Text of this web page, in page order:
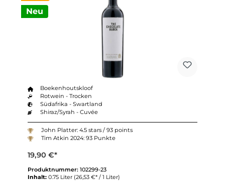
Neu
Boekenhoutskloof
Rotwein - Trocken
Südafrika - Swartland
Shiraz/Syrah - Cuvée
John Platter: 4.5 stars / 93 points
Tim Atkin 2024: 93 Punkte
19,90 €*
Produktnummer: 102299-23
Inhalt: 0.75 Liter (26,53 €* / 1 Liter)